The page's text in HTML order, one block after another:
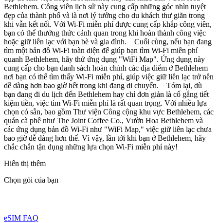
Bethlehem. Công viên lịch sử này cung cấp những góc nhìn tuyệt
đẹp của thành phố và là nơi lý tưởng cho du khách thư giãn trong
khi vẫn kết nối. Với Wi-Fi miễn phí được cung cấp khắp công viên,
bạn có thể thưởng thức cảnh quan trong khi hoàn thành công việc
hoặc giữ liên lạc với bạn bè và gia đình. Cuối cùng, nếu bạn đang
tìm một bản đồ Wi-Fi toàn diện để giúp bạn tìm Wi-Fi miễn phí
quanh Bethlehem, hãy thử ứng dụng "WiFi Map". Ứng dụng này
cung cấp cho bạn danh sách hoàn chỉnh các địa điểm ở Bethlehem
nơi bạn có thể tìm thấy Wi-Fi miễn phí, giúp việc giữ liên lạc trở nên
dễ dàng hơn bao giờ hết trong khi đang di chuyển. Tóm lại, dù
bạn đang đi du lịch đến Bethlehem hay chỉ đơn giản là cố gắng tiết
kiệm tiền, việc tìm Wi-Fi miễn phí là rất quan trọng. Với nhiều lựa
chọn có sẵn, bao gồm Thư viện Công cộng khu vực Bethlehem, các
quán cà phê như The Joint Coffee Co., Vườn Hoa Bethlehem và
các ứng dụng bản đồ Wi-Fi như "WiFi Map," việc giữ liên lạc chưa
bao giờ dễ dàng hơn thế. Vì vậy, lần tới khi bạn ở Bethlehem, hãy
chắc chắn tận dụng những lựa chọn Wi-Fi miễn phí này!
Hiển thị thêm
Chọn gói của bạn
eSIM FAQ